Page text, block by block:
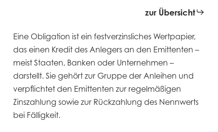
zur Übersicht
Eine Obligation ist ein festverzinsliches Wertpapier,
das einen Kredit des Anlegers an den Emittenten –
meist Staaten, Banken oder Unternehmen –
darstellt. Sie gehört zur Gruppe der Anleihen und
verpflichtet den Emittenten zur regelmäßigen
Zinszahlung sowie zur Rückzahlung des Nennwerts
bei Fälligkeit.